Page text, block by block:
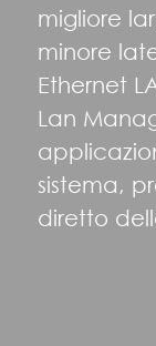
migliore
minore
Ethernet
Lan
sistema,
diretto